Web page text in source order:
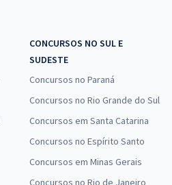
CONCURSOS NO SUL E
SUDESTE
Concursos no Paraná
Concursos no Rio Grande do Sul
Concursos em Santa Catarina
Concursos no Espírito Santo
Concursos em Minas Gerais
Concursos no Rio de Janeiro